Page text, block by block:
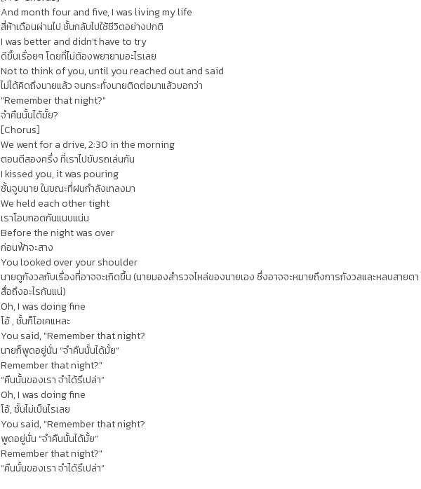
And month four and five, I was living my life
สี่ห้าเดือนผ่านไป ชั้นกลับไปใช้ชีวิตอย่างปกติ
I was better and didn't have to try
ดีขึ้นเรื่อยๆ โดยที่ไม่ต้องพยายามอะไรเลย
Not to think of you, until you reached out and said
ไม่ได้คิดถึงนายแล้ว จนกระทั่งนายติดต่อมาแล้วบอกว่า
"Remember that night?"
จำคืนนั้นได้มั้ย?
[Chorus]
We went for a drive, 2:30 in the morning
ตอนตีสองครึ่ง ที่เราไปขับรถเล่นกัน
I kissed you, it was pouring
ชั้นจูบนาย ในขณะที่ฝนกำลังเทลงมา
We held each other tight
เราโอบกอดกันแนบแน่น
Before the night was over
ก่อนฟ้าจะสาง
You looked over your shoulder
นายดูกังวลกับเรื่องที่อาจจะเกิดขึ้น (นายมองสำรวจไหล่ของนายเอง ซึ่งอาจจะหมายถึงการกังวลและหลบสายตา
สื่อถึงอะไรกันแน่)
Oh, I was doing fine
โอ้ , ชั้นก็โอเคแหละ
You said, "Remember that night?
นายก็พูดอยู่นั่น “จำคืนนั้นได้มั้ย”
Remember that night?"
“คืนนั้นของเรา จำได้รึเปล่า”
Oh, I was doing fine
โอ้, ชั้นไม่เป็นไรเลย
You said, "Remember that night?
พูดอยู่นั่น “จำคืนนั้นได้มั้ย”
Remember that night?"
“คืนนั้นของเรา จำได้รึเปล่า”